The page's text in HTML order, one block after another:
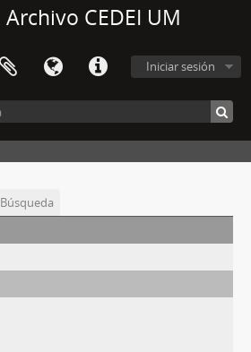
Archivo CEDEI UM
Iniciar sesión
Búsqueda